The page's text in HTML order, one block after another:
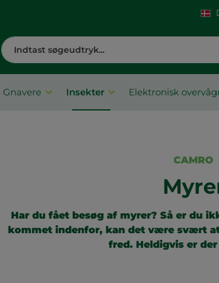
Gnavere Insekter Elektronisk
CAMRO
Har du fået besøg af myrer? Så er du
kommet indenfor, kan det være svært
fred. Heldigvis er